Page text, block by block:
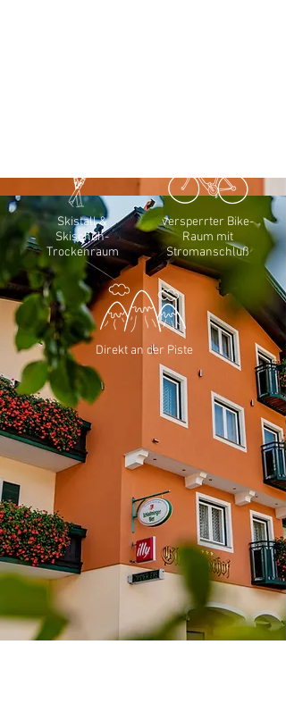
versperrter Bike-
Raum mit
Stromanschluß
Skistall &
Skischuh-
Trockenraum
Direkt an der Piste